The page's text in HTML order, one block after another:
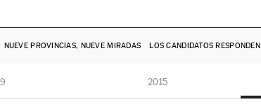
NUEVE PROVINCIAS, NUEVE MIRADAS LOS CANDIDATOS RESPONDEN
2015